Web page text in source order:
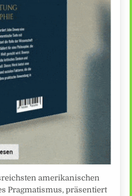
amerikanischen
Pragmatismus, präsentiert